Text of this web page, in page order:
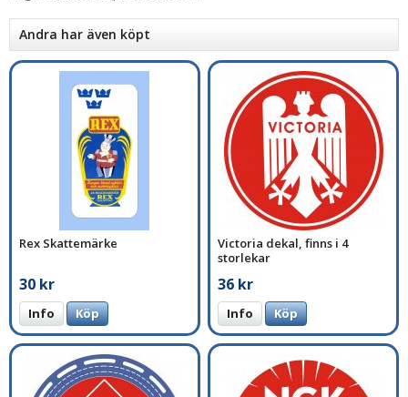
Andra har även köpt
Rex Skattemärke
30 kr
Info Köp
Victoria dekal, finns i 4
storlekar
36 kr
Info Köp